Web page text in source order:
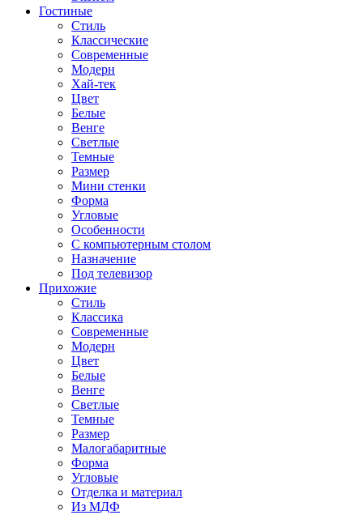
Гостиные
Стиль
Классические
Современные
Модерн
Хай-тек
Цвет
Белые
Венге
Светлые
Темные
Размер
Мини стенки
Форма
Угловые
Особенности
С компьютерным столом
Назначение
Под телевизор
Прихожие
Стиль
Классика
Современные
Модерн
Цвет
Белые
Венге
Светлые
Темные
Размер
Малогабаритные
Форма
Угловые
Отделка и материал
Из МДФ